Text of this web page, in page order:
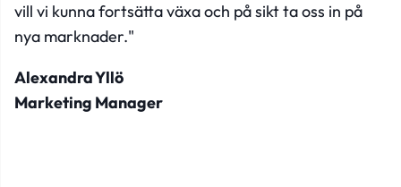
vill vi kunna fortsätta växa och på sikt ta oss in på
nya marknader."
Alexandra Yllö
Marketing Manager